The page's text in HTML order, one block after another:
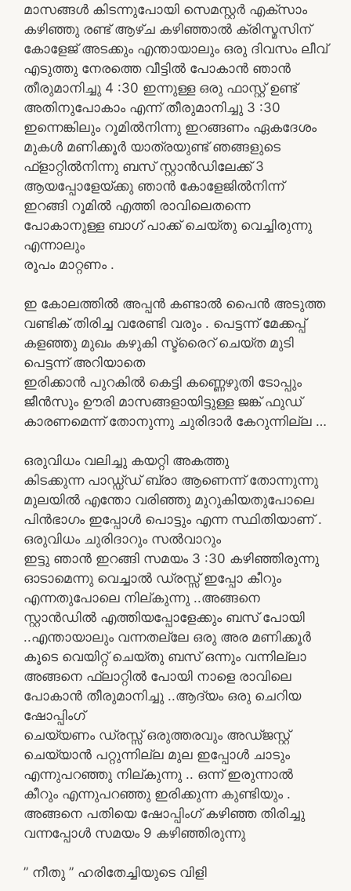
മാസങ്ങൾ കിടന്നുപോയി സെമസ്റ്റർ എക്സാം
കഴിഞ്ഞു രണ്ട് ആഴ്ച കഴിഞ്ഞാൽ ക്രിസ്മസിന്
കോളേജ് അടക്കും എന്തായാലും ഒരു ദിവസം ലീവ്
എടുത്തു നേരത്തെ വീട്ടിൽ പോകാൻ ഞാൻ
തീരുമാനിച്ചു 4 :30 ഇന്നുള്ള ഒരു ഫാസ്റ്റ് ഉണ്ട്
അതിനുപോകാം എന്ന് തീരുമാനിച്ചു 3 :30
ഇന്നെങ്കിലും റൂമിൽനിന്നു ഇറങ്ങണം ഏകദേശം
മുകൾ മണിക്കൂർ യാത്രയുണ്ട് ഞങ്ങളുടെ
ഫ്ളാറ്റിൽനിന്നു ബസ് സ്റ്റാൻഡിലേക്ക് 3
ആയപ്പോളേയ്ക്കു ഞാൻ കോളേജിൽനിന്ന്
ഇറങ്ങി റൂമിൽ എത്തി രാവിലെതന്നെ
പോകാനുള്ള ബാഗ് പാക്ക് ചെയ്തു വെച്ചിരുന്നു
എന്നാലും
രൂപം മാറ്റണം .
ഇ കോലത്തിൽ അപ്പൻ കണ്ടാൽ പൈൻ അടുത്ത
വണ്ടിക് തിരിച്ച വരേണ്ടി വരും . പെട്ടന്ന് മേക്കപ്പ്
കളഞ്ഞു മുഖം കഴുകി സ്ട്രൈറ് ചെയ്ത മുടി
പെട്ടന്ന് അറിയാതെ
ഇരിക്കാൻ പുറകിൽ കെട്ടി കണ്ണെഴുതി ടോപ്പും
ജീൻസും ഊരി മാസങ്ങളായിട്ടുള്ള ജങ്ക് ഫുഡ്
കാരണമെന്ന് തോനുന്നു ചുരിദാർ കേറുന്നില്ല …
ഒരുവിധം വലിച്ചു കയറ്റി അകത്തു
കിടക്കുന്ന പാഡ്ഡ്ഡ് ബ്രാ ആണെന്ന് തോന്നുന്നു
മുലയിൽ എന്തോ വരിഞ്ഞു മുറുകിയതുപോലെ
പിൻഭാഗം ഇപ്പോൾ പൊട്ടും എന്ന സ്ഥിതിയാണ് .
ഒരുവിധം ചുരിദാറും സൽവാറും
ഇട്ടു ഞാൻ ഇറങ്ങി സമയം 3 :30 കഴിഞ്ഞിരുന്നു
ഓടാമെന്നു വെച്ചാൽ ഡ്രസ്സ് ഇപ്പോ കീറും
എന്നതുപോലെ നില്കുന്നു ..അങ്ങനെ
സ്റ്റാൻഡിൽ എത്തിയപ്പോളേക്കും ബസ് പോയി
..എന്തായാലും വന്നതല്ലേ ഒരു അര മണിക്കൂർ
കൂടെ വെയിറ്റ് ചെയ്തു ബസ് ഒന്നും വന്നില്ലാ
അങ്ങനെ ഫ്ലാറ്റിൽ പോയി നാളെ രാവിലെ
പോകാൻ തീരുമാനിച്ചു ..ആദ്യം ഒരു ചെറിയ
ഷോപ്പിംഗ്
ചെയ്യണം ഡ്രസ്സ് ഒരുത്തരവും അഡ്ജസ്റ്റ്
ചെയ്യാൻ പറ്റുന്നില്ല മുല ഇപ്പോൾ ചാടും
എന്നുപറഞ്ഞു നില്കുന്നു .. ഒന്ന് ഇരുന്നാൽ
കീറും എന്നുപറഞ്ഞു ഇരിക്കുന്ന കുണ്ടിയും .
അങ്ങനെ പതിയെ ഷോപ്പിംഗ് കഴിഞ്ഞ തിരിച്ചു
വന്നപ്പോൾ സമയം 9 കഴിഞ്ഞിരുന്നു
” നീതു ” ഹരിതേച്ചിയുടെ വിളി